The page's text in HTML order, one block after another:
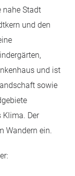
nahe Stadt
und den
und ist
sowie
Klima. Der
Wandern ein.